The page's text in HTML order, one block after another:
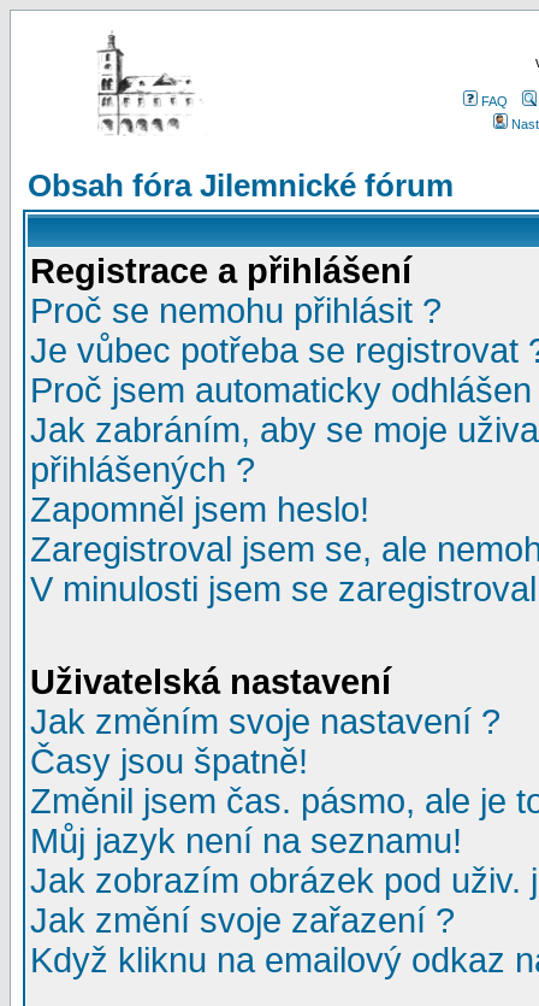
FAQ
Obsah fóra Jilemnické fórum
Registrace a přihlášení
Proč se nemohu přihlásit ?
Je vůbec potřeba se registrovat
Proč jsem automaticky odhlášen
Jak zabráním, aby se moje
přihlášených ?
Zapomněl jsem heslo!
Zaregistroval jsem se, ale
V minulosti jsem se
Uživatelská nastavení
Jak změním svoje nastavení ?
Časy jsou špatně!
Změnil jsem čas. pásmo, ale je
Můj jazyk není na seznamu!
Jak zobrazím obrázek pod uživ.
Jak změní svoje zařazení ?
Když kliknu na emailový odkaz